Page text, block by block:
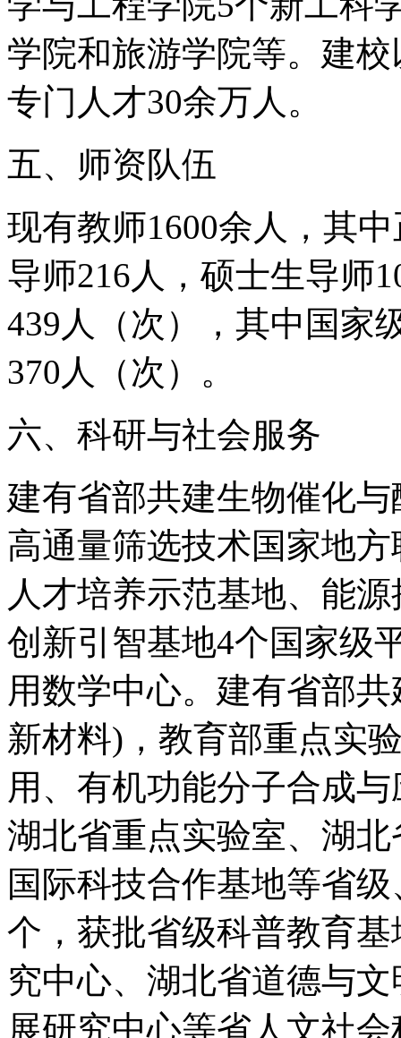
学院和旅游学院等。建
专门人才30余万人。
五、师资队伍
现有教师1600余人，其
导师216人，硕士生导师
439人（次），其中国家
370人（次）。
六、科研与社会服务
建有省部共建生物催化
高通量筛选技术国家地
人才培养示范基地、能
创新引智基地4个国家级
用数学中心。建有省部
新材料)，教育部重点实
用、有机功能分子合成
湖北省重点实验室、湖
国际科技合作基地等省
个，获批省级科普教育
究中心、湖北省道德与
展研究中心等省人文社